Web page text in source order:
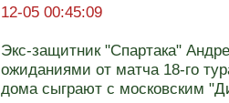
12-05 00:45:09
Экс-защитник "Спартака"
ожиданиями от матча 18-го
дома сыграют с московским